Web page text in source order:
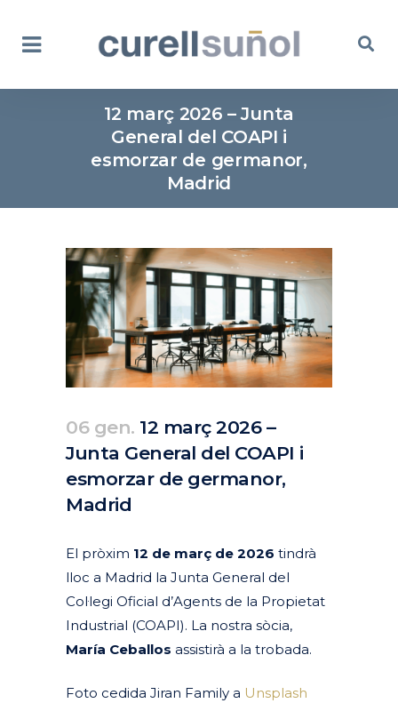
12 març 2026 – Junta
General del COAPI i
esmorzar de germanor,
Madrid
06 gen. 12 març 2026 –
Junta General del COAPI i
esmorzar de germanor,
Madrid
El pròxim 12 de març de 2026 tindrà
lloc a Madrid la Junta General del
Col·legi Oficial d’Agents de la Propietat
Industrial (COAPI). La nostra sòcia,
María Ceballos assistirà a la trobada.
Foto cedida Jiran Family a Unsplash